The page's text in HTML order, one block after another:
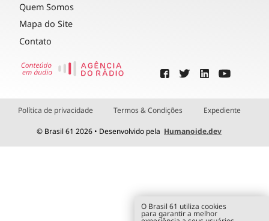
Quem Somos
Mapa do Site
Contato
Política de privacidade Termos & Condições Expediente
© Brasil 61 2026 • Desenvolvido pela Humanoide.dev
O Brasil 61 utiliza cookies
para garantir a melhor